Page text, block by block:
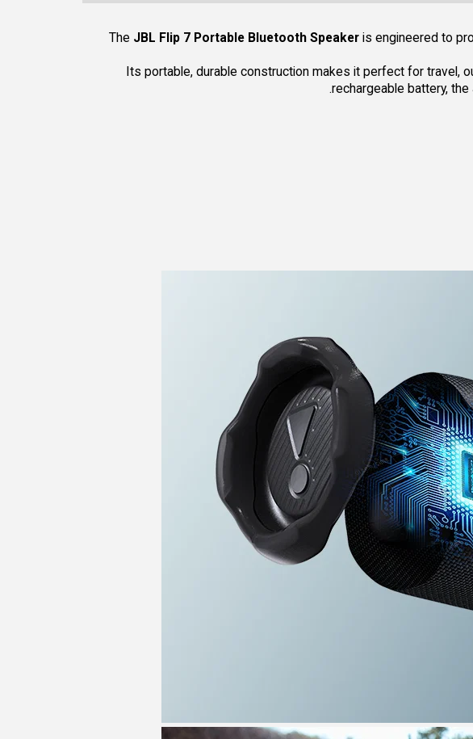
The JBL Flip 7 Portable Bluetooth Speaker is engineered to
Its portable, durable construction makes it perfect for travel,
rechargeable battery,